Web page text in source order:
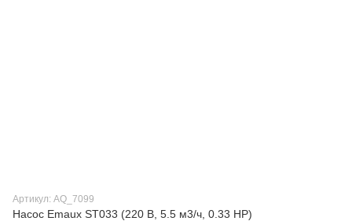
Артикул: AQ_7099
Насос Emaux ST033 (220 В, 5.5 м3/ч, 0.33 НР)